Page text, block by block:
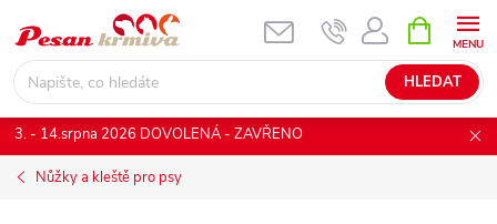
na
obsah
HLEDAT
NÁKUPNÍ
KOŠÍK
3. - 14.srpna 2026 DOVOLENÁ - ZAVŘENO
Nůžky a kleště pro psy